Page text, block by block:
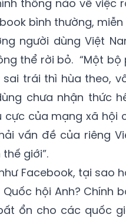
thống nào về việc
bình thường,
người dùng Việt
thể rời bỏ. “Một
sai trái thì hùa theo,
chưa nhận thức
của mạng xã hội
vấn đề của riêng
giới”.
Facebook, tại sao
Quốc hội Anh?
ổn cho các quốc